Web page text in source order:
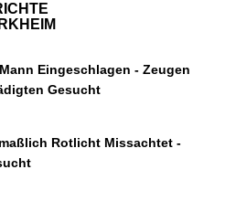
Eingeschlagen - Zeugen
Gesucht
Rotlicht Missachtet -